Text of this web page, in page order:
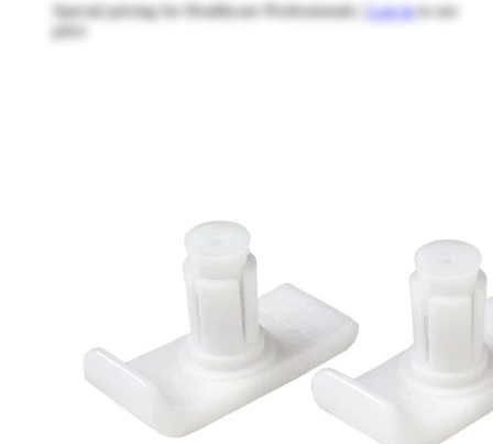
Special pricing for Healthcare Professionals | Log into see
price